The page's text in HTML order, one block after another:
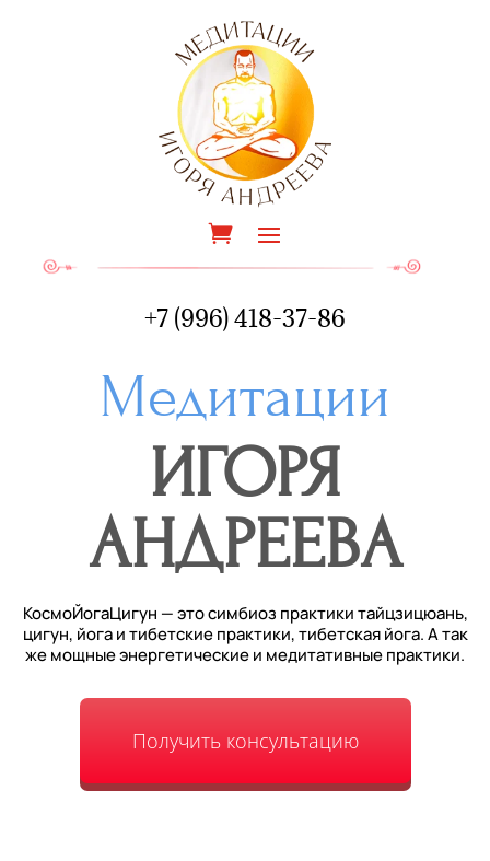
+7 (996) 418-37-86
Медитации
ИГОРЯ
АНДРЕЕВА
КосмоЙогаЦигун — это симбиоз практики тайцзицюань,
цигун, йога и тибетские практики, тибетская йога. А так
же мощные энергетические и медитативные практики.
Получить консультацию